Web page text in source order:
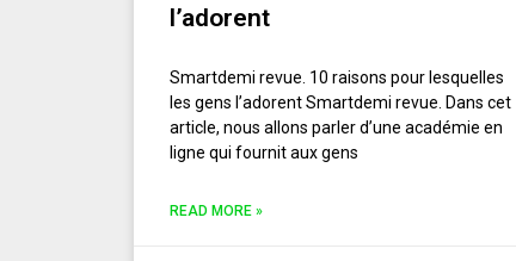
l’adorent
Smartdemi revue. 10 raisons pour lesquelles
les gens l’adorent Smartdemi revue. Dans cet
article, nous allons parler d’une académie en
ligne qui fournit aux gens
READ MORE »